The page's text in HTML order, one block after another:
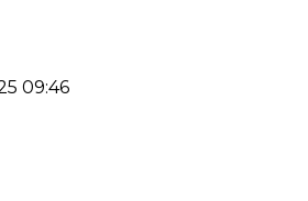
09:46